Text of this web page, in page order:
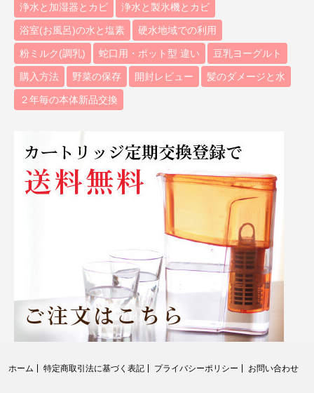
浄水と加湿器とカビ 浄水と製氷機とカビ
浴室(お風呂)の水と塩素 硬水地域での利用
粉ミルク(調乳) 蛇口用・ポット型 違い 豆乳ヨーグルト
購入方法 野菜の保存 開封レビュー 髪のダメージと水
２年毎の本体新品交換
ホーム 特定商取引法に基づく表記 プライバシーポリシー お問い合わせ